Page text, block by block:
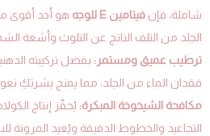
شاملة، فإن فيتامين E للوجه
هو أحد أقوى
الجلد من التلف الناتج عن التلوث وأشعة
ترطيب عميق ومستمر:
فقدان الماء من الجلد، مما يمنح بشرتكِ
مكافحة الشيخوخة المبكرة: يُحفّز إنتاج
التجاعيد والخطوط الدقيقة ويُعيد المرونة